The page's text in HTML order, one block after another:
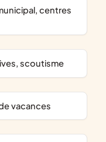
scoutisme
vacances